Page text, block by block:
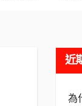
近
為